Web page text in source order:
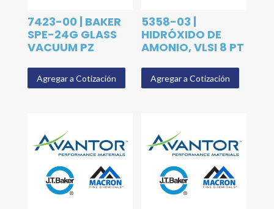
7423-00 | BAKER
SPE-24G GLASS
VACUUM PZ
Agregar a Cotización
5358-03 |
HIDRÓXIDO DE
AMONIO, VLSI 8 PT
Agregar a Cotización